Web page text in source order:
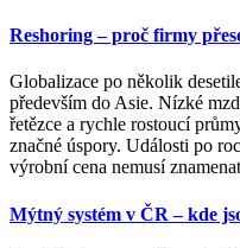
Reshoring – proč firmy
Globalizace po několik
především do Asie. Nízké
řetězce a rychle rostoucí
značné úspory. Události po
výrobní cena nemusí
Mýtný systém v ČR – kde